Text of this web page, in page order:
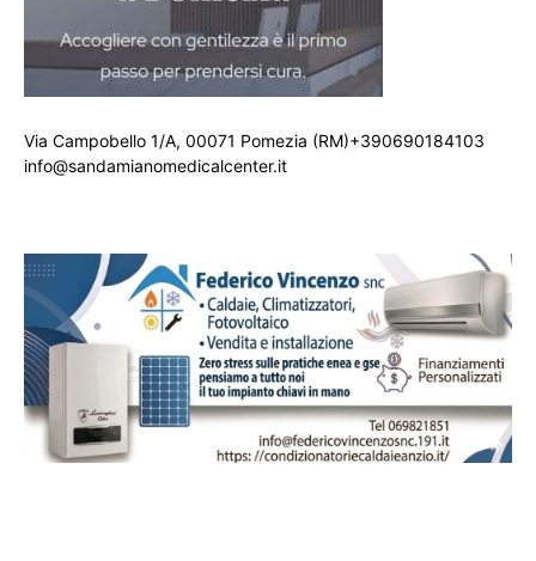
Via Campobello 1/A, 00071 Pomezia (RM)+390690184103
info@sandamianomedicalcenter.it